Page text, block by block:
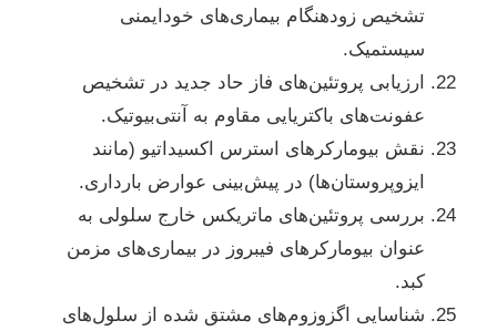
تشخیص زودهنگام بیماری‌های خودایمنی
سیستمیک.
ارزیابی پروتئین‌های فاز حاد جدید در تشخیص
عفونت‌های باکتریایی مقاوم به آنتی‌بیوتیک.
نقش بیومارکرهای استرس اکسیداتیو (مانند
ایزوپروستان‌ها) در پیش‌بینی عوارض بارداری.
بررسی پروتئین‌های ماتریکس خارج سلولی به
عنوان بیومارکرهای فیبروز در بیماری‌های مزمن
کبد.
شناسایی اگزوزوم‌های مشتق شده از سلول‌های